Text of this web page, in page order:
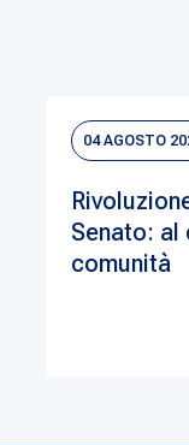
04 AGOSTO
Senato: al
comunità